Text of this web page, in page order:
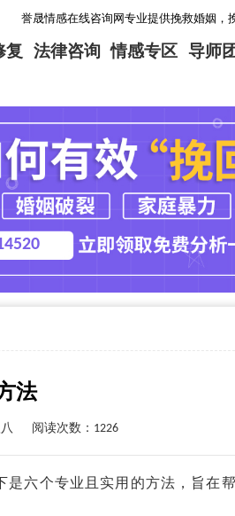
晟情感在线咨询网专业提供挽救婚姻，挽回
复 法律咨询 情感专区 导师
法
阅读次数：1226
是六个专业且实用的方法，旨在帮